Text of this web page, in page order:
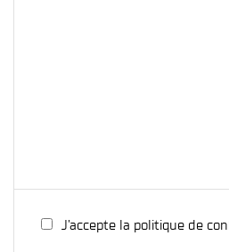
J’accepte la politique de